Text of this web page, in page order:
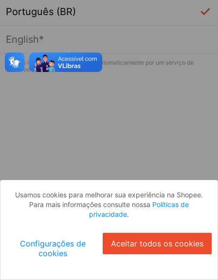
Página indisponível
Desculpe, algo deu errado. Faça login
Português (BR)
English*
* Esses idiomas serão traduzidos automaticamente por um serviço de
terceiros.
Usamos cookies para melhorar sua experiência na Shopee.
Para mais informações consulte nossa Políticas de
privacidade.
Configurações de
cookies
Aceitar todos os cookies